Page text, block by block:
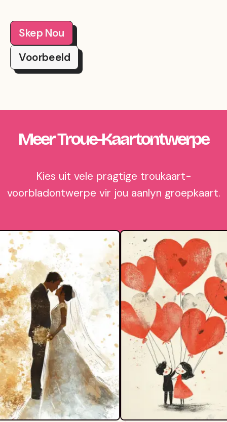
Skep Nou
Voorbeeld
Meer Troue-Kaartontwerpe
Kies uit vele pragtige troukaart-
voorbladontwerpe vir jou aanlyn groepkaart.